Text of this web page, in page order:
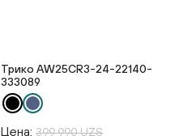
Трико AW25CR3-24-22140-
333089
Цена: 399 990 UZS